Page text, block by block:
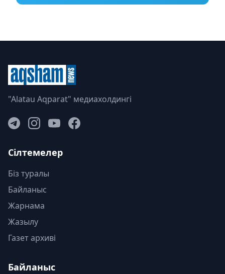
"Alatau Aqparat" медиахолдингі
Сілтемелер
Біз туралы
Байланыс
Жарнама
Жазылу
Газет архиві
Байланыс